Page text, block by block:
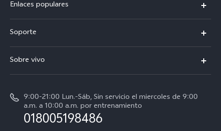
Enlaces populares
V70
V70 FE
Y11d
Soporte
Centro de servicio
Verificación de IMEI
Consulta el Precio de los Repuestos
Sobre vivo
Noticias
Empleos en vivo
9:00-21:00 Lun.-Sáb, Sin servicio el miercoles de 9:00
a.m. a 10:00 a.m. por entrenamiento
018005198486